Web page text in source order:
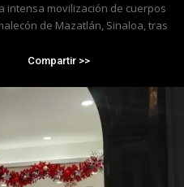
intensa movilización de cuerpos
de Mazatlán, Sinaloa, tras
Compartir >>